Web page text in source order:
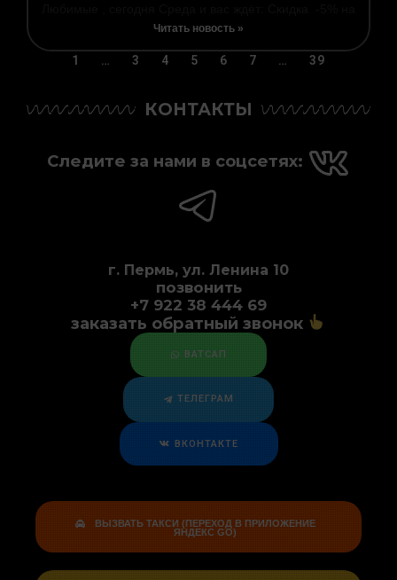
Читать новость »
1 … 3 4 5 6 7 … 39
КОНТАКТЫ
Следите за нами в соцсетях:
г. Пермь, ул. Ленина 10
позвонить
+7 922 38 444 69
заказать обратный звонок
ВАТСАП
ТЕЛЕГРАМ
ВКОНТАКТЕ
ВЫЗВАТЬ ТАКСИ (ПЕРЕХОД В ПРИЛОЖЕНИЕ
ЯНДЕКС GO)